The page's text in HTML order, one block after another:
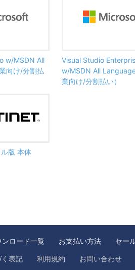
w/MSDN All
向け/分割払
Visual Studio
w/MSDN All
業向け/分割払い）
版 本体
ロード一覧 お支払い方法 セー
表記 利用規約 お問い合わせ